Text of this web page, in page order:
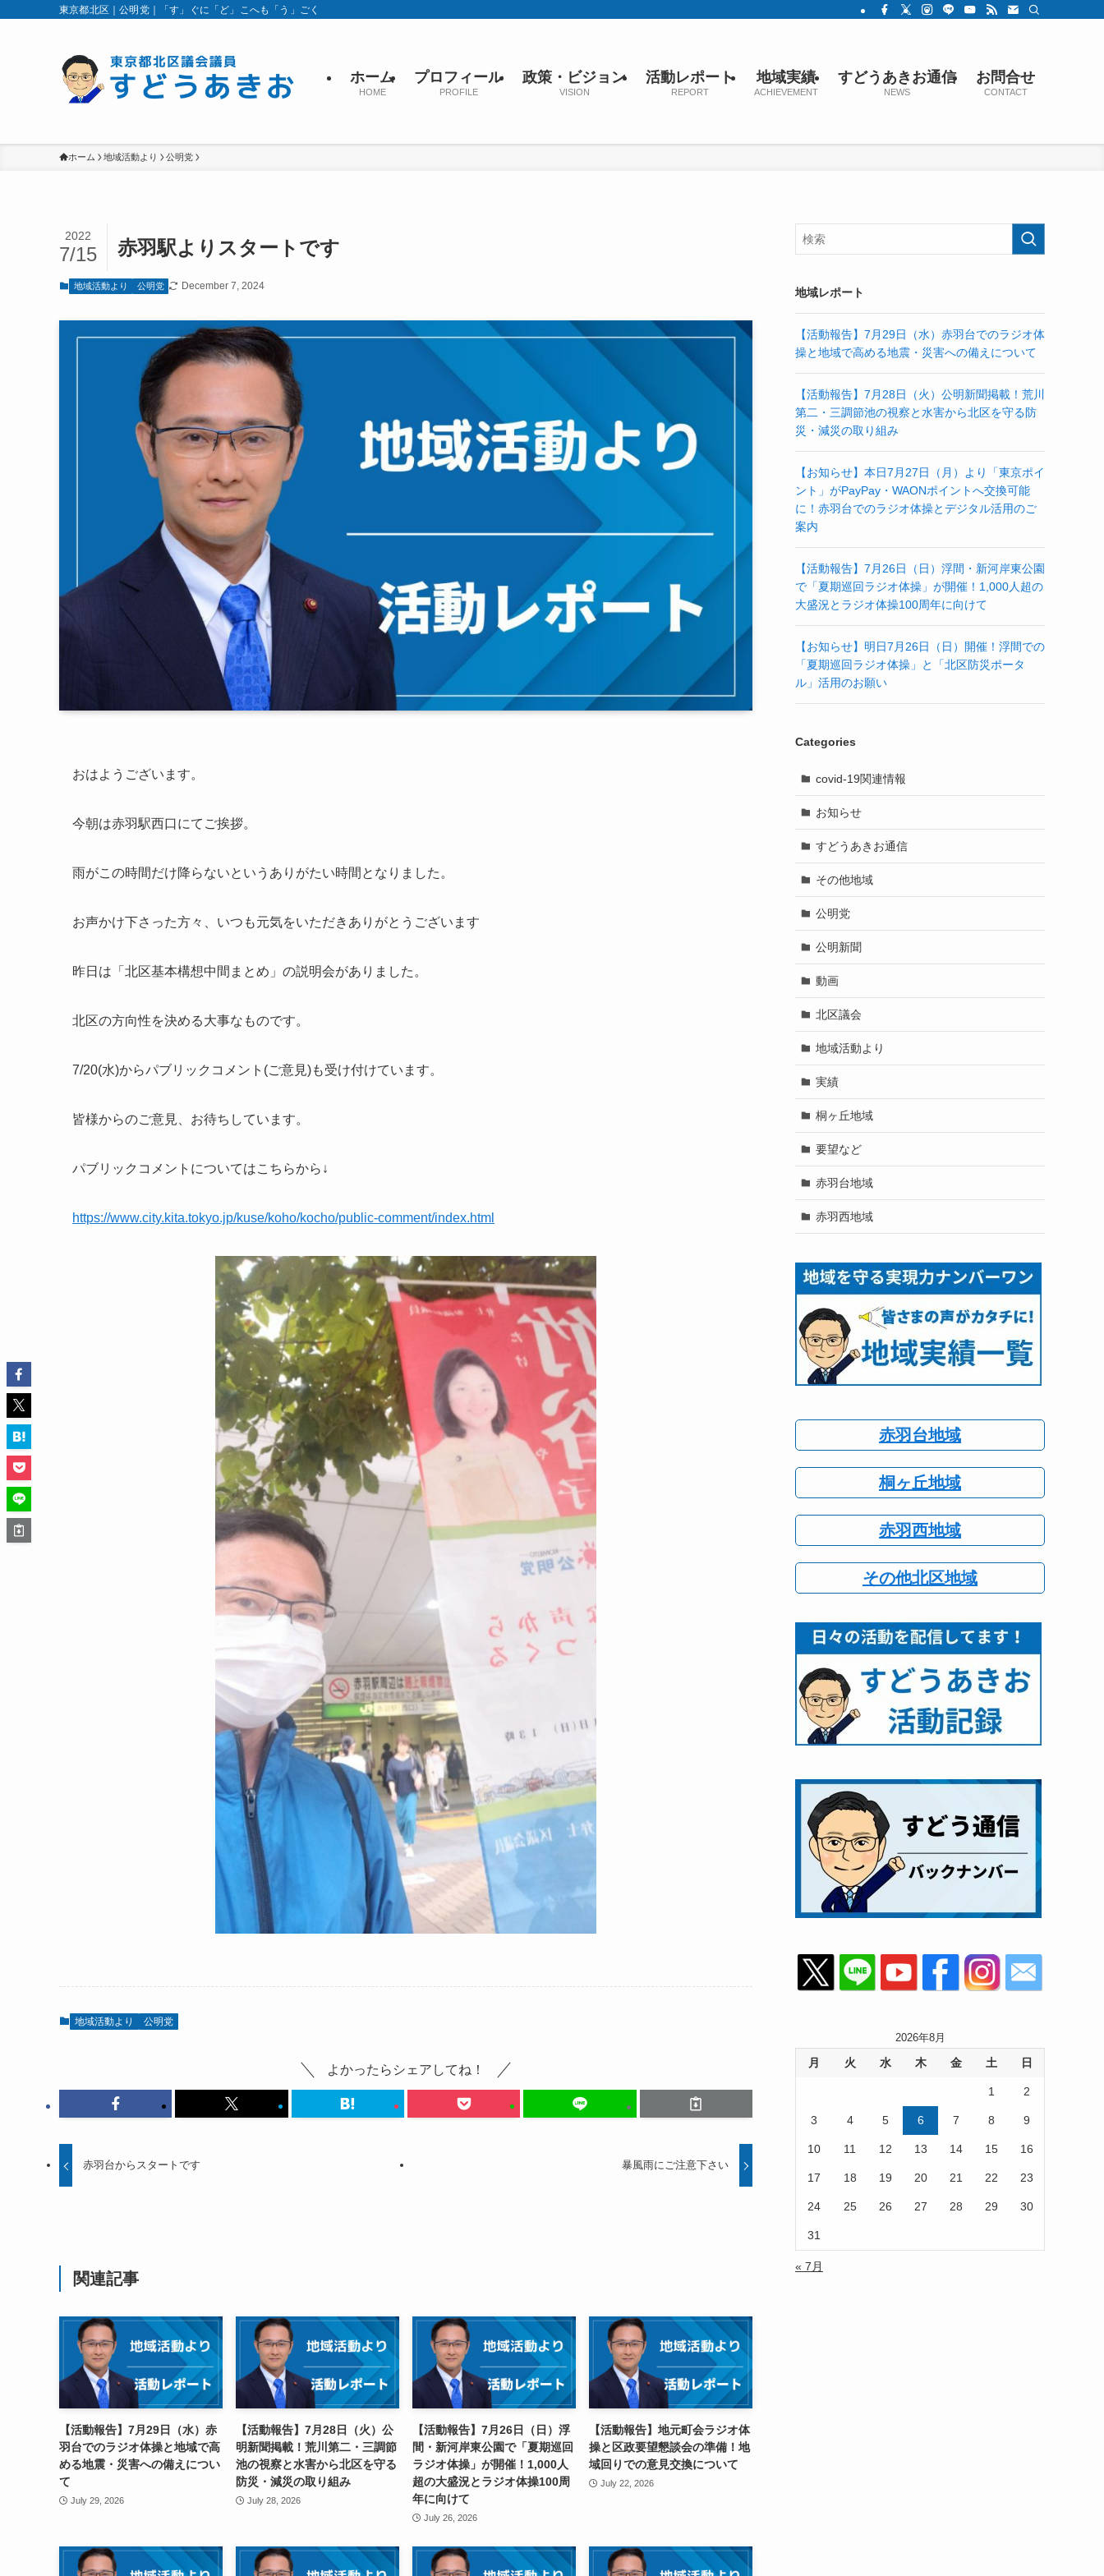
東京都北区｜公明党｜「す」ぐに「ど」こへも「う」ごく
ホーム
HOME
プロフィール
PROFILE
政策・ビジョン
VISION
活動レポート
REPORT
地域実績
ACHIEVEMENT
すどうあきお通信
NEWS
お問合せ
CONTACT
ホーム 地域活動より 公明党
赤羽駅よりスタートです
2022
7/15
地域活動より 公明党 December 7, 2024
おはようございます。
今朝は赤羽駅西口にてご挨拶。
雨がこの時間だけ降らないというありがたい時間となりました。
お声かけ下さった方々、いつも元気をいただきありがとうございます
昨日は「北区基本構想中間まとめ」の説明会がありました。
北区の方向性を決める大事なものです。
7/20(水)からパブリックコメント(ご意見)も受け付けています。
皆様からのご意見、お待ちしています。
パブリックコメントについてはこちらから↓
https://www.city.kita.tokyo.jp/kuse/koho/kocho/public-comment/index.html
地域活動より 公明党
よかったらシェアしてね！
赤羽台からスタートです 暴風雨にご注意下さい
関連記事
【活動報告】7月29日（水）赤
羽台でのラジオ体操と地域で高
める地震・災害への備えについ
て
July 29, 2026
【活動報告】7月28日（火）公
明新聞掲載！荒川第二・三調節
池の視察と水害から北区を守る
防災・減災の取り組み
July 28, 2026
【活動報告】7月26日（日）浮
間・新河岸東公園で「夏期巡回
ラジオ体操」が開催！1,000人
超の大盛況とラジオ体操100周
年に向けて
July 26, 2026
【活動報告】地元町会ラジオ体
操と区政要望懇談会の準備！地
域回りでの意見交換について
July 22, 2026
地域レポート
【活動報告】7月29日（水）赤羽台でのラジオ体
操と地域で高める地震・災害への備えについて
【活動報告】7月28日（火）公明新聞掲載！荒川
第二・三調節池の視察と水害から北区を守る防
災・減災の取り組み
【お知らせ】本日7月27日（月）より「東京ポイ
ント」がPayPay・WAONポイントへ交換可能
に！赤羽台でのラジオ体操とデジタル活用のご
案内
【活動報告】7月26日（日）浮間・新河岸東公園
で「夏期巡回ラジオ体操」が開催！1,000人超の
大盛況とラジオ体操100周年に向けて
【お知らせ】明日7月26日（日）開催！浮間での
「夏期巡回ラジオ体操」と「北区防災ポータ
ル」活用のお願い
Categories
covid-19関連情報
お知らせ
すどうあきお通信
その他地域
公明党
公明新聞
動画
北区議会
地域活動より
実績
桐ヶ丘地域
要望など
赤羽台地域
赤羽西地域
赤羽台地域
桐ヶ丘地域
赤羽西地域
その他北区地域
2026年8月
月 火 水 木 金 土 日
1 2
3 4 5 6 7 8 9
10 11 12 13 14 15 16
17 18 19 20 21 22 23
24 25 26 27 28 29 30
31
« 7月